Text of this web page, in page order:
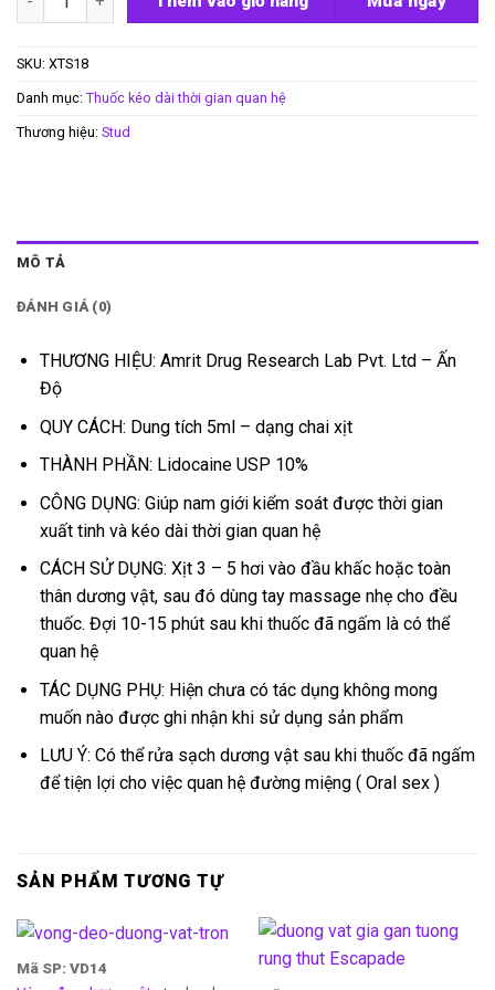
SKU: XTS18
Danh mục: Thuốc kéo dài thời gian quan hệ
Thương hiệu: Stud
MÔ TẢ
ĐÁNH GIÁ (0)
THƯƠNG HIỆU: Amrit Drug Research Lab Pvt. Ltd – Ấn
Độ
QUY CÁCH: Dung tích 5ml – dạng chai xịt
THÀNH PHẦN: Lidocaine USP 10%
CÔNG DỤNG: Giúp nam giới kiểm soát được thời gian
xuất tinh và kéo dài thời gian quan hệ
CÁCH SỬ DỤNG: Xịt 3 – 5 hơi vào đầu khấc hoặc toàn
thân dương vật, sau đó dùng tay massage nhẹ cho đều
thuốc. Đợi 10-15 phút sau khi thuốc đã ngấm là có thể
quan hệ
TÁC DỤNG PHỤ: Hiện chưa có tác dụng không mong
muốn nào được ghi nhận khi sử dụng sản phẩm
LƯU Ý: Có thể rửa sạch dương vật sau khi thuốc đã ngấm
để tiện lợi cho việc quan hệ đường miệng ( Oral sex )
SẢN PHẨM TƯƠNG TỰ
Mã SP: VD14